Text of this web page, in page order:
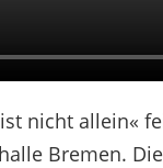
nicht allein«
Bremen.